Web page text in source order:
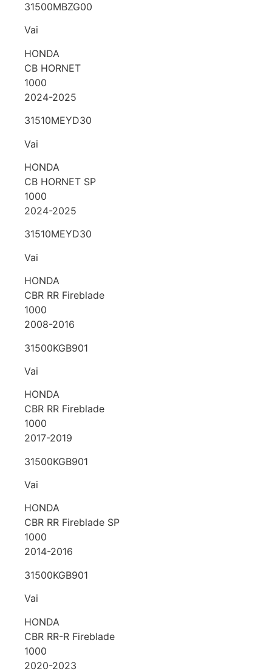
31500MBZG00
Vai
HONDA
CB HORNET
1000
2024-2025
31510MEYD30
Vai
HONDA
CB HORNET SP
1000
2024-2025
31510MEYD30
Vai
HONDA
CBR RR Fireblade
1000
2008-2016
31500KGB901
Vai
HONDA
CBR RR Fireblade
1000
2017-2019
31500KGB901
Vai
HONDA
CBR RR Fireblade SP
1000
2014-2016
31500KGB901
Vai
HONDA
CBR RR-R Fireblade
1000
2020-2023